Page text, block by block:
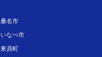
桑名市
いなべ市
東員町